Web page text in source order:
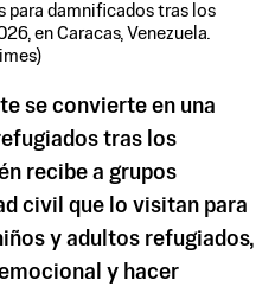
para damnificados tras los
en Caracas, Venezuela.
se convierte en una
tras los
recibe a grupos
civil que lo visitan para
y adultos refugiados,
y hacer